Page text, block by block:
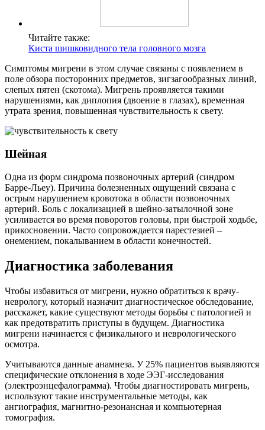
Читайте также:
Киста шишковидного тела головного мозга
Симптомы мигрени в этом случае связаны с появлением в
поле обзора посторонних предметов, зигзагообразных линий,
слепых пятен (скотома). Мигрень проявляется такими
нарушениями, как диплопия (двоение в глазах), временная
утрата зрения, повышенная чувствительность к свету.
Шейная
Одна из форм синдрома позвоночных артерий (синдром
Барре-Льеу). Причина болезненных ощущений связана с
острым нарушением кровотока в области позвоночных
артерий. Боль с локализацией в шейно-затылочной зоне
усиливается во время поворотов головы, при быстрой ходьбе,
прикосновении. Часто сопровождается парестезией –
онемением, покалыванием в области конечностей.
Диагностика заболевания
Чтобы избавиться от мигрени, нужно обратиться к врачу-
неврологу, который назначит диагностическое обследование,
расскажет, какие существуют методы борьбы с патологией и
как предотвратить приступы в будущем. Диагностика
мигрени начинается с физикального и неврологического
осмотра.
Учитываются данные анамнеза. У 25% пациентов выявляются
специфические отклонения в ходе ЭЭГ-исследования
(электроэнцефалограмма). Чтобы диагностировать мигрень,
используют такие инструментальные методы, как
ангиография, магнитно-резонансная и компьютерная
томография.